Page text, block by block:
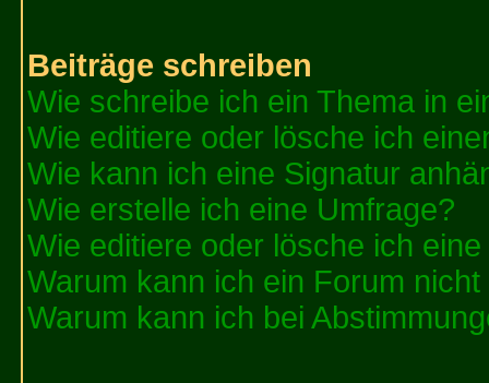
Beiträge schreiben
Wie schreibe ich ein Thema in
Wie editiere oder lösche ich
Wie kann ich eine Signatur
Wie erstelle ich eine Umfrage?
Wie editiere oder lösche ich
Warum kann ich ein Forum
Warum kann ich bei